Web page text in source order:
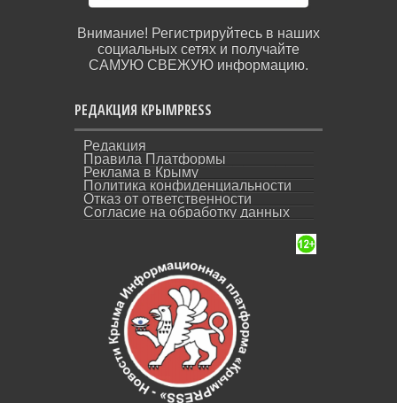
Внимание! Регистрируйтесь в наших
социальных сетях и получайте
САМУЮ СВЕЖУЮ информацию.
РЕДАКЦИЯ КРЫМPRESS
Редакция
Правила Платформы
Реклама в Крыму
Политика конфиденциальности
Отказ от ответственности
Согласие на обработку данных